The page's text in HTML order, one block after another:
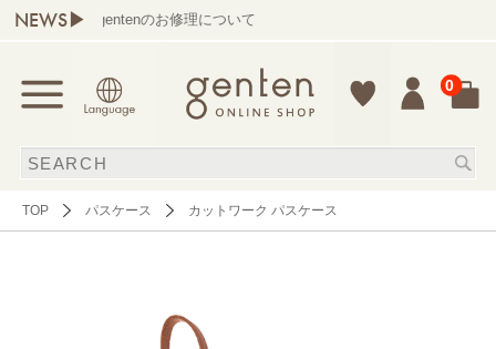
NEWS▶gentenのお修理について
0
TOP パスケース カットワーク パスケース